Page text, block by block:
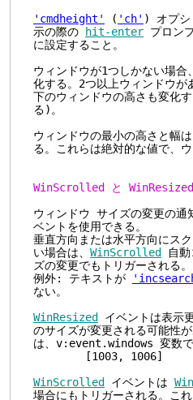
'cmdheight'
( 'ch' ) オプシ
示の際の
hit-enter プロン
に設定すること。
ウィンドウが1つしかない場
化する。2つ以上ウィンドウが
下のウィンドウの高さも変化
る)。
ウィンドウの最小の高さと幅
る。これらは絶対的な値で、
WinScrolled と WinResized
ウィンドウ サイズの変更の通
ベントを使用できる。
垂直方向または水平方向にス
い場合は、 WinScrolled
自動
ズの変更でもトリガーされる。
例外: テキストが
ない。
WinResized
イベントは表示
のサイズが変更される可能性
は、v:event.windows 変数
[1003, 1006]
WinScrolled
イベントは
場合にもトリガーされる。こ